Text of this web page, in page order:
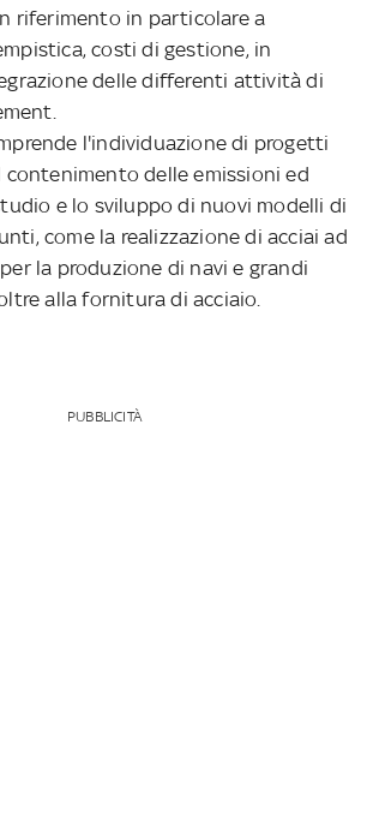
riferimento in particolare a
costi di gestione, in
delle differenti attività di
l'individuazione di progetti
delle emissioni ed
e lo sviluppo di nuovi modelli di
come la realizzazione di acciai ad
la produzione di navi e grandi
alla fornitura di acciaio.
PUBBLICITÀ